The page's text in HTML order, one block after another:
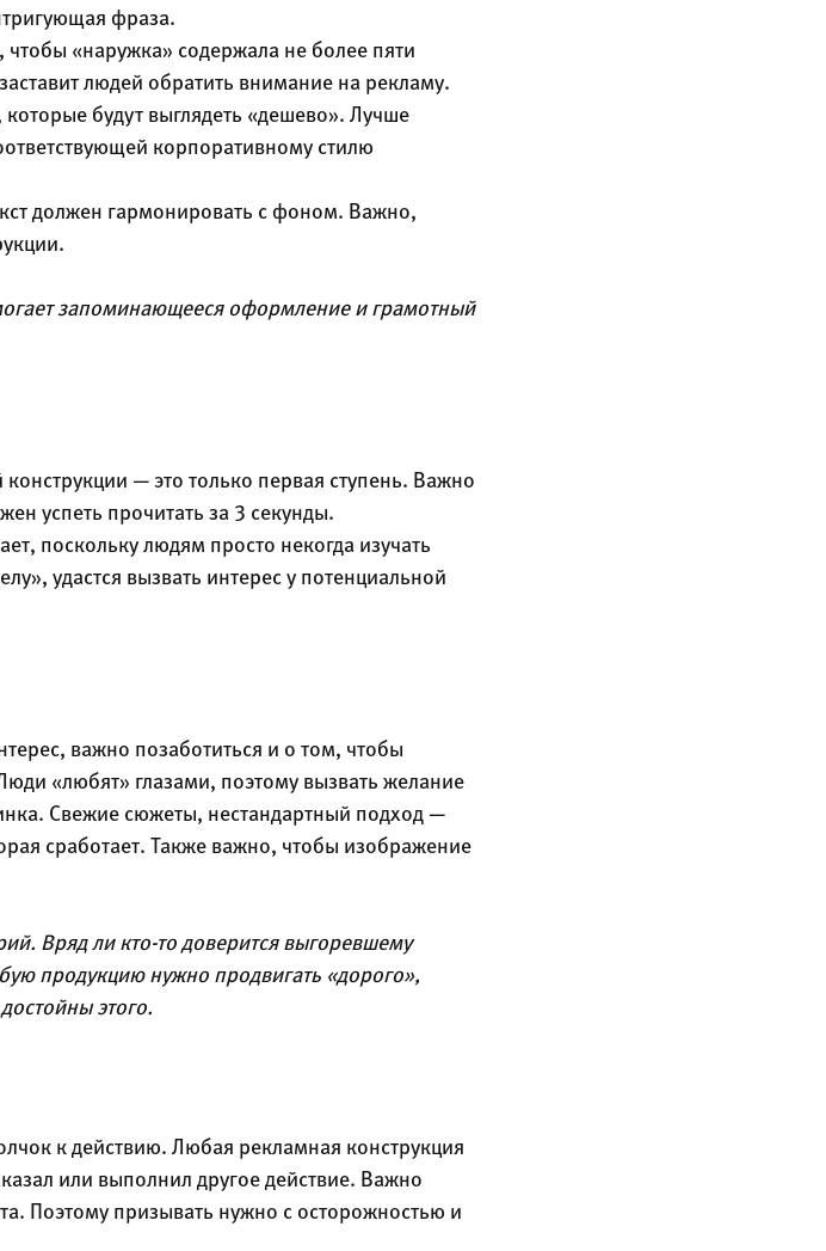
фраза.
«наружка» содержала не более пяти
людей обратить внимание на рекламу.
которые будут выглядеть «дешево». Лучше
корпоративному стилю
должен гармонировать с фоном. Важно,
запоминающееся оформление и грамотный
— это только первая ступень. Важно
успеть прочитать за 3 секунды.
поскольку людям просто некогда изучать
удастся вызвать интерес у потенциальной
важно позаботиться и о том, чтобы
«любят» глазами, поэтому вызвать желание
Свежие сюжеты, нестандартный подход —
сработает. Также важно, чтобы изображение
Вряд ли кто-то доверится выгоревшему
продукцию нужно продвигать «дорого»,
этого.
к действию. Любая рекламная конструкция
или выполнил другое действие. Важно
Поэтому призывать нужно с осторожностью и